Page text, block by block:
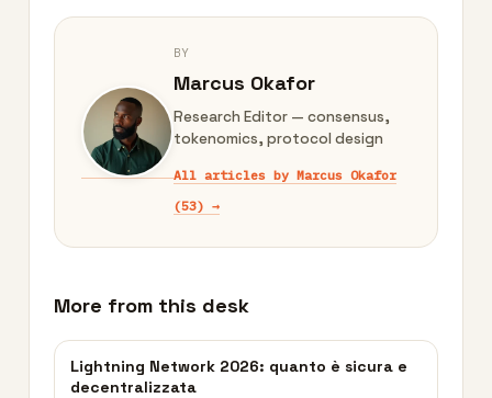
BY
Marcus Okafor
Research Editor — consensus,
tokenomics, protocol design
All articles by Marcus Okafor
(53) →
More from this desk
Lightning Network 2026: quanto è sicura e
decentralizzata